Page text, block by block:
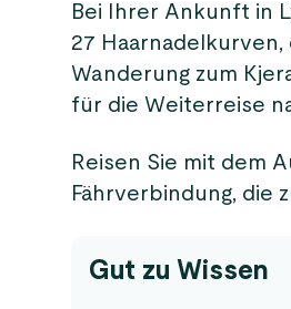
Bei Ihrer Ankunft in
27
Wanderung zum
für die Weiterreise
Reisen Sie mit dem
Fährverbindung, die
Gut zu Wissen